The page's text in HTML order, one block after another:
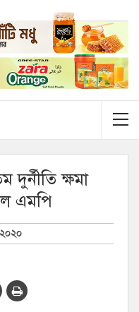
দুর্নীতি ক্ষমা
এমপি